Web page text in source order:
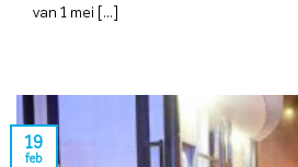
van 1 mei [...]
19
feb